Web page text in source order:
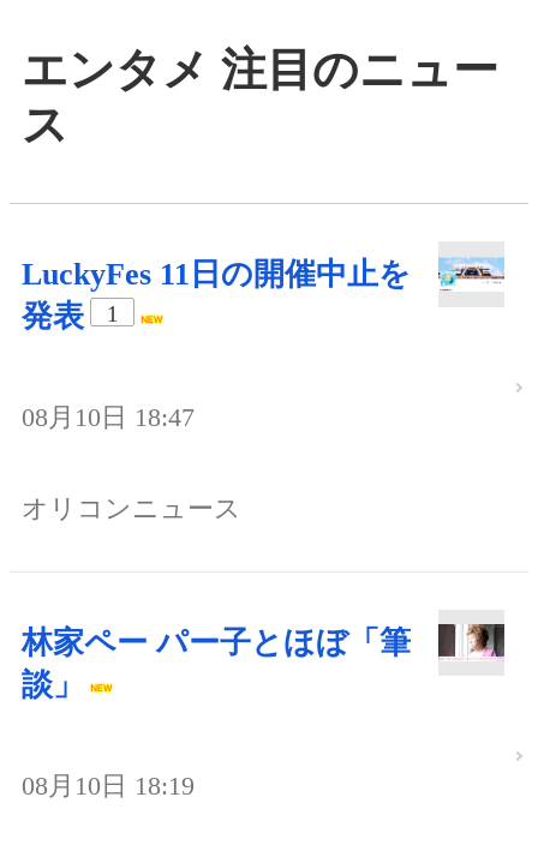
エンタメ 注目のニュー
ス
LuckyFes 11日の開催中止を
発表
1
08月10日 18:47
オリコンニュース
林家ペー パー子とほぼ「筆
談」
08月10日 18:19